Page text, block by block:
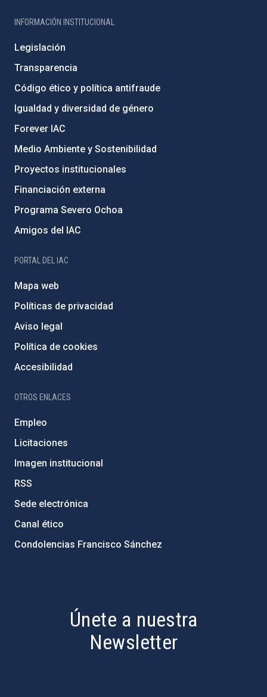
INFORMACIÓN INSTITUCIONAL
Legislación
Transparencia
Código ético y política antifraude
Igualdad y diversidad de género
Forever IAC
Medio Ambiente y Sostenibilidad
Proyectos institucionales
Financiación externa
Programa Severo Ochoa
Amigos del IAC
PORTAL DEL IAC
Mapa web
Políticas de privacidad
Aviso legal
Política de cookies
Accesibilidad
OTROS ENLACES
Empleo
Licitaciones
Imagen institucional
RSS
Sede electrónica
Canal ético
Condolencias Francisco Sánchez
Únete a nuestra
Newsletter